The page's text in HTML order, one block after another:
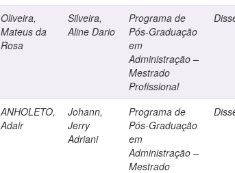
Oliveira,
Mateus da
Rosa
Silveira,
Aline Dario
Programa de
Pós-Graduação
em
Administração –
Mestrado
Profissional
ANHOLETO,
Adair
Johann,
Jerry
Adriani
Programa de
Pós-Graduação
em
Administração –
Mestrado